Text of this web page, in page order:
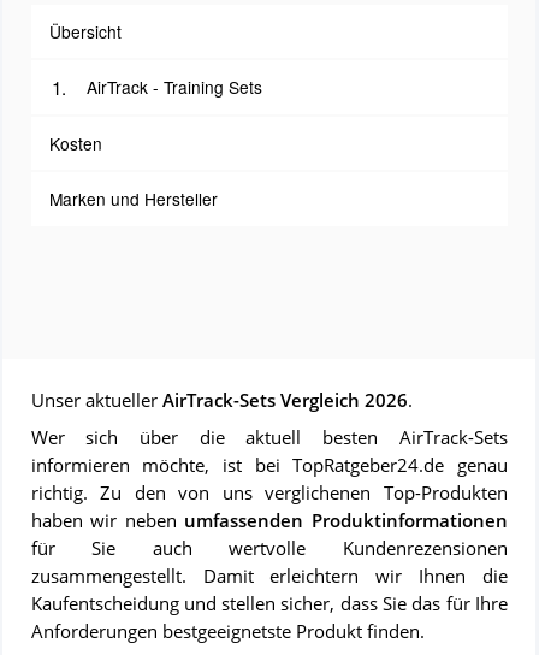
Übersicht
AirTrack - Training Sets
Kosten
Marken und Hersteller
Unser aktueller AirTrack-Sets Vergleich 2026.
Wer sich über die aktuell besten AirTrack-Sets
informieren möchte, ist bei TopRatgeber24.de genau
richtig. Zu den von uns verglichenen Top-Produkten
haben wir neben umfassenden Produktinformationen
für Sie auch wertvolle Kundenrezensionen
zusammengestellt. Damit erleichtern wir Ihnen die
Kaufentscheidung und stellen sicher, dass Sie das für Ihre
Anforderungen bestgeeignetste Produkt finden.